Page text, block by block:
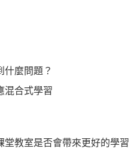
什麼問題？
混合式學習
教室是否會帶來更好的學習